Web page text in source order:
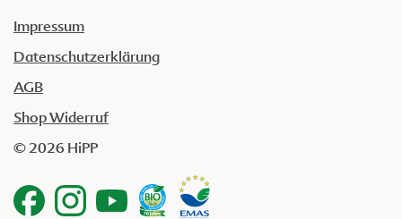
Impressum
Datenschutzerklärung
AGB
Shop Widerruf
© 2026 HiPP